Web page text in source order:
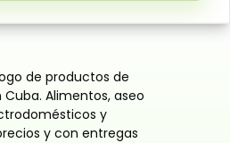
de productos de
Alimentos, aseo
y
y con entregas